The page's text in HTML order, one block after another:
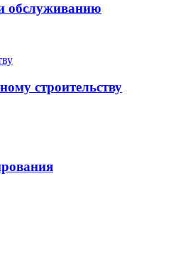
обслуживанию
строительству